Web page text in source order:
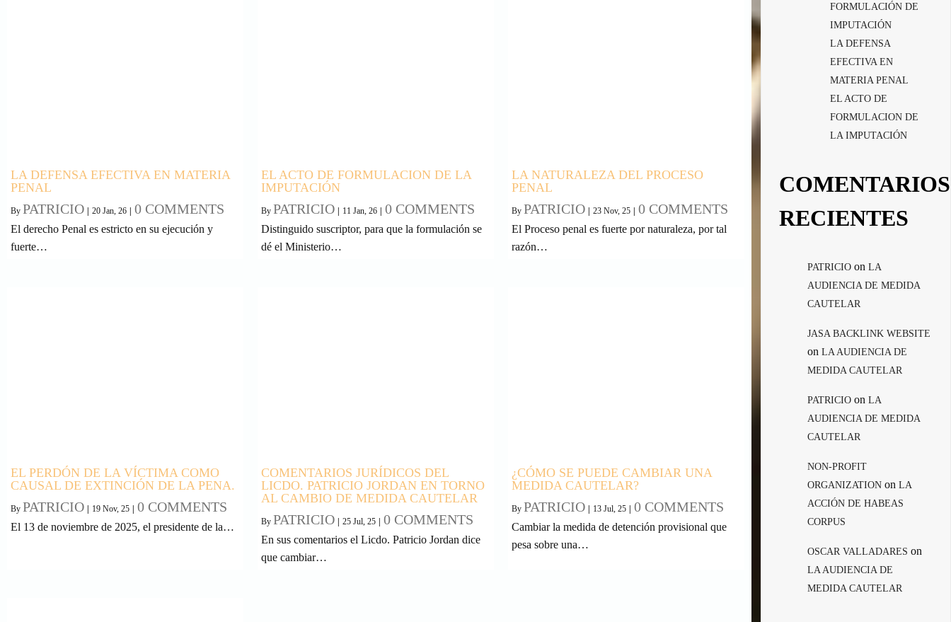
LA DEFENSA EFECTIVA EN MATERIA
PENAL
By PATRICIO 20 Jan, 26 0 COMMENTS
El derecho Penal es estricto en su ejecución y
fuerte…
EL ACTO DE FORMULACION DE LA
IMPUTACIÓN
By PATRICIO 11 Jan, 26 0 COMMENTS
Distinguido suscriptor, para que la formulación se
dé el Ministerio…
LA NATURALEZA DEL PROCESO
PENAL
By PATRICIO 23 Nov, 25 0 COMMENTS
El Proceso penal es fuerte por naturaleza, por tal
razón…
EL PERDÓN DE LA VÍCTIMA COMO
CAUSAL DE EXTINCIÓN DE LA PENA.
By PATRICIO 19 Nov, 25 0 COMMENTS
El 13 de noviembre de 2025, el presidente de la…
COMENTARIOS JURÍDICOS DEL
LICDO. PATRICIO JORDAN EN TORNO
AL CAMBIO DE MEDIDA CAUTELAR
By PATRICIO 25 Jul, 25 0 COMMENTS
En sus comentarios el Licdo. Patricio Jordan dice
que cambiar…
¿CÓMO SE PUEDE CAMBIAR UNA
MEDIDA CAUTELAR?
By PATRICIO 13 Jul, 25 0 COMMENTS
Cambiar la medida de detención provisional que
pesa sobre una…
FORMULACIÓN DE
IMPUTACIÓN
LA DEFENSA
EFECTIVA EN
MATERIA PENAL
EL ACTO DE
FORMULACION DE
LA IMPUTACIÓN
COMENTARIOS
RECIENTES
PATRICIO onLA
AUDIENCIA DE MEDIDA
CAUTELAR
JASA BACKLINK WEBSITE
onLA AUDIENCIA DE
MEDIDA CAUTELAR
PATRICIO onLA
AUDIENCIA DE MEDIDA
CAUTELAR
NON-PROFIT
ORGANIZATION onLA
ACCIÓN DE HABEAS
CORPUS
OSCAR VALLADARES on
LA AUDIENCIA DE
MEDIDA CAUTELAR